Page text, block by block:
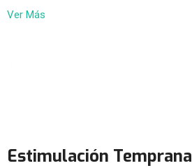
Ver Más
Estimulación Temprana